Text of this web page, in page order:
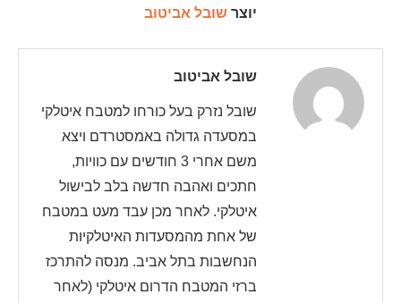
יוצר שובל אביטוב
שובל אביטוב
שובל נזרק בעל כורחו למטבח איטלקי
במסעדה גדולה באמסטרדם ויצא
משם אחרי 3 חודשים עם כוויות,
חתכים ואהבה חדשה בלב לבישול
איטלקי. לאחר מכן עבד מעט במטבח
של אחת מהמסעדות האיטלקיות
הנחשבות בתל אביב. מנסה להתרכז
ברזי המטבח הדרום איטלקי (לאחר